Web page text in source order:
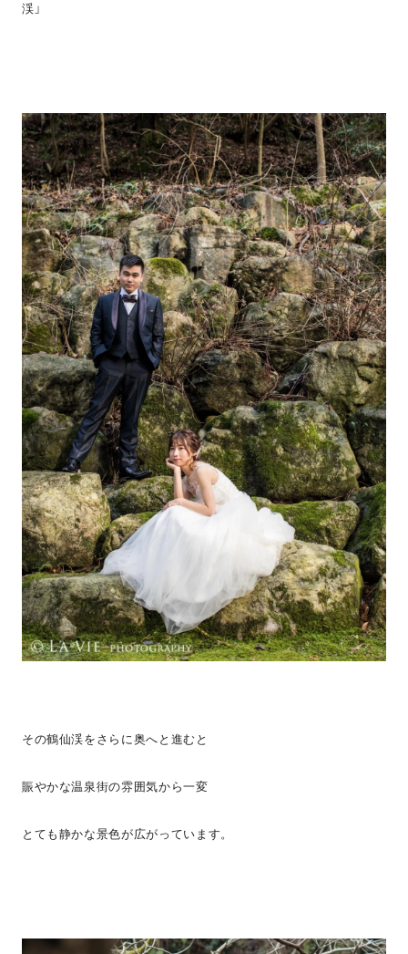
渓」
その鶴仙渓をさらに奥へと進むと
賑やかな温泉街の雰囲気から一変
とても静かな景色が広がっています。